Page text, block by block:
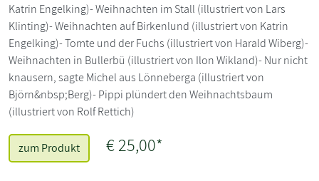
Katrin Engelking)- Weihnachten im Stall (illustriert von Lars
Klinting)- Weihnachten auf Birkenlund (illustriert von Katrin
Engelking)- Tomte und der Fuchs (illustriert von Harald Wiberg)-
Weihnachten in Bullerbü (illustriert von Ilon Wikland)- Nur nicht
knausern, sagte Michel aus Lönneberga (illustriert von
Björn&nbsp;Berg)- Pippi plündert den Weihnachtsbaum
(illustriert von Rolf Rettich)
zum Produkt € 25,00*